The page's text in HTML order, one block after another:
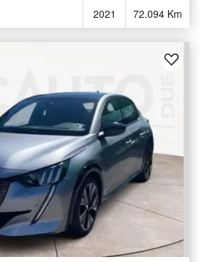
2021 72.094 Km